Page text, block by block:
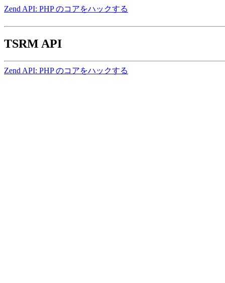
Zend API: PHP のコアをハックする
TSRM API
Zend API: PHP のコアをハックする